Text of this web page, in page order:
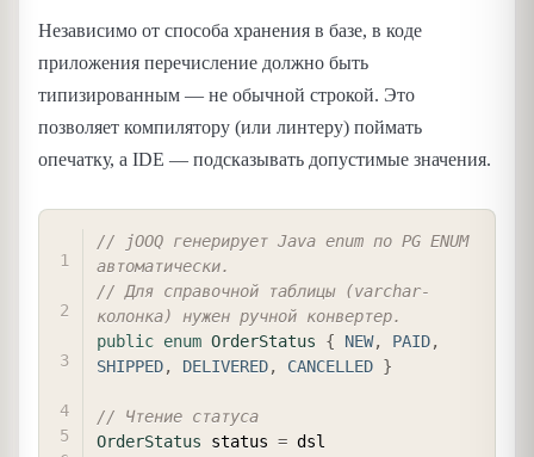
Независимо от способа хранения в базе, в коде
приложения перечисление должно быть
типизированным — не обычной строкой. Это
позволяет компилятору (или линтеру) поймать
опечатку, а IDE — подсказывать допустимые значения.
// jOOQ генерирует Java enum по PG ENUM
автоматически.
// Для справочной таблицы (varchar-
колонка) нужен ручной конвертер.
public enum OrderStatus { NEW, PAID,
SHIPPED, DELIVERED, CANCELLED }
// Чтение статуса
OrderStatus status = dsl